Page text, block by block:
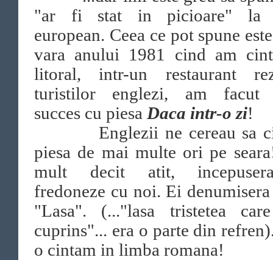
"ar fi stat in picioare" la
european. Ceea ce pot spune
vara anului 1981 cind am
litoral, intr-un restaurant
turistilor englezi, am facut
succes cu piesa Daca intr-o zi!
Englezii ne cereau sa
piesa de mai multe ori pe
mult decit atit,
fredoneze cu noi. Ei denumisera
"Lasa". (..."lasa tristetea
cuprins"... era o parte din
o cintam in limba romana!